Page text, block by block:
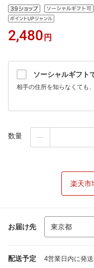
2,480 円
ソーシャルギフト
相手の住所を知らなくても
数量
楽天市
お届け先
配送予定 4営業日内に発